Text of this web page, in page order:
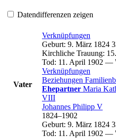
Datendifferenzen zeigen
Vater
Verknüpfungen
Geburt: 9. März 1824
Kirchliche Trauung:
Tod: 11. April 1902 —
Verknüpfungen
Beziehungen
Ehepartner Maria
VIII
Johannes Philipp V
1824–1902
Geburt: 9. März 1824
Tod: 11. April 1902 —